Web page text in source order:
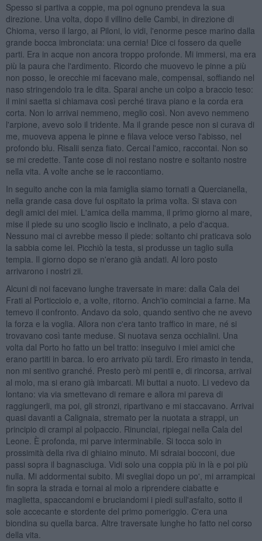
Spesso si partiva a coppie, ma poi ognuno prendeva la sua
direzione. Una volta, dopo il villino delle Cambi, in direzione di
Chioma, verso il largo, ai Piloni, lo vidi, l'enorme pesce marino dalla
grande bocca imbronciata: una cernia! Dice ci fossero da quelle
parti. Era in acque non ancora troppo profonde. Mi immersi, ma era
più la paura che l'ardimento. Ricordo che muovevo le pinne a più
non posso, le orecchie mi facevano male, compensai, soffiando nel
naso stringendolo tra le dita. Sparai anche un colpo a braccio teso:
il mini saetta si chiamava così perché tirava piano e la corda era
corta. Non lo arrivai nemmeno, meglio così. Non avevo nemmeno
l'arpione, avevo solo il tridente. Ma il grande pesce non si curava di
me, muoveva appena le pinne e filava veloce verso l'abisso, nel
profondo blu. Risalii senza fiato. Cercai l'amico, raccontai. Non so
se mi credette. Tante cose di noi restano nostre e soltanto nostre
nella vita. A volte anche se le raccontiamo.
In seguito anche con la mia famiglia siamo tornati a Quercianella,
nella grande casa dove fui ospitato la prima volta. Si stava con
degli amici dei miei. L'amica della mamma, il primo giorno al mare,
mise il piede su uno scoglio liscio e inclinato, a pelo d'acqua.
Nessuno mai ci avrebbe messo il piede: soltanto chi praticava solo
la sabbia come lei. Picchiò la testa, si produsse un taglio sulla
tempia. Il giorno dopo se n'erano già andati. Al loro posto
arrivarono i nostri zii.
Alcuni di noi facevano lunghe traversate in mare: dalla Cala dei
Frati al Porticciolo e, a volte, ritorno. Anch'io cominciai a farne. Ma
temevo il confronto. Andavo da solo, quando sentivo che ne avevo
la forza e la voglia. Allora non c'era tanto traffico in mare, né si
trovavano così tante meduse. Si nuotava senza occhialini. Una
volta dal Porto ho fatto un bel tratto: inseguivo i miei amici che
erano partiti in barca. Io ero arrivato più tardi. Ero rimasto in tenda,
non mi sentivo granché. Presto però mi pentii e, di rincorsa, arrivai
al molo, ma si erano già imbarcati. Mi buttai a nuoto. Li vedevo da
lontano: via via smettevano di remare e allora mi pareva di
raggiungerli, ma poi, gli stronzi, ripartivano e mi staccavano. Arrivai
quasi davanti a Calignaia, stremato per la nuotata a strappi, un
principio di crampi al polpaccio. Rinunciai, ripiegai nella Cala del
Leone. È profonda, mi parve interminabile. Si tocca solo in
prossimità della riva di ghiaino minuto. Mi sdraiai bocconi, due
passi sopra il bagnasciuga. Vidi solo una coppia più in là e poi più
nulla. Mi addormentai subito. Mi svegliai dopo un po', mi arrampicai
fin sopra la strada e tornai al molo a riprendere ciabatte e
maglietta, spaccandomi e bruciandomi i piedi sull'asfalto, sotto il
sole accecante e stordente del primo pomeriggio. C'era una
biondina su quella barca. Altre traversate lunghe ho fatto nel corso
della vita.